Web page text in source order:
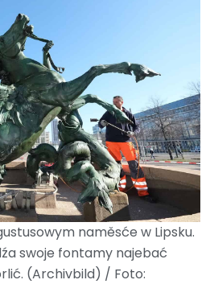
naměsće w Lipsku.
swoje fontamy najebać
(Archivbild) / Foto: